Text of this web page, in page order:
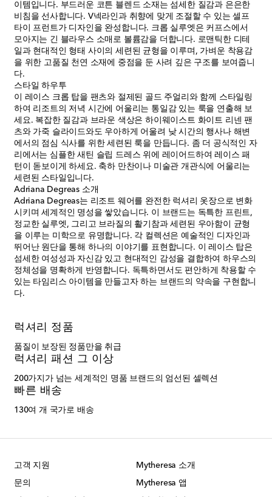
이템입니다. 부드러운 코튼 블렌드 소재는 섬세한 질감과 은은한
비침을 선사합니다. V넥라인과 취향에 맞게 조절할 수 있는 셀프
타이 프런트가 디자인을 완성합니다. 크롭 실루엣은 커프스에서
모아지는 긴 블라우스 소매로 볼륨감을 더합니다. 로맨틱한 디테
일과 현대적인 형태 사이의 세련된 균형을 이루며, 가벼운 착용감
을 위한 고품질 천연 소재에 중점을 둔 사려 깊은 구조를 보여줍니
다.
스타일 하우투
이 레이스 크롭 탑을 팬츠와 절제된 골드 주얼리와 함께 스타일링
하여 리조트의 저녁 시간에 어울리는 통일감 있는 룩을 연출해 보
세요. 복잡한 질감과 브라운 색상은 하이웨이스트 화이트 리넨 팬
츠와 가죽 슬라이드와도 우아하게 어울려 낮 시간의 행사나 해변
에서의 점심 식사를 위한 세련된 룩을 만듭니다. 좀 더 공식적인 자
리에서는 심플한 새틴 슬립 드레스 위에 레이어드하여 레이스 패
턴이 돋보이게 하세요. 축하 만찬이나 미술관 개관식에 어울리는
세련된 스타일입니다.
Adriana Degreas 소개
Adriana Degreas는 리조트 웨어를 완전한 럭셔리 옷장으로 변화
시키며 세계적인 명성을 쌓았습니다. 이 브랜드는 독특한 프린트,
정교한 실루엣, 그리고 브라질의 활기참과 세련된 우아함이 균형
을 이루는 미학으로 유명합니다. 각 컬렉션은 예술적인 디자인과
뛰어난 원단을 통해 하나의 이야기를 표현합니다. 이 레이스 탑은
섬세한 여성성과 자신감 있고 현대적인 감성을 결합하여 하우스의
정체성을 명확하게 반영합니다. 독특하면서도 편안하게 착용할 수
있는 타임리스 아이템을 만들고자 하는 브랜드의 약속을 구현합니
다.
럭셔리 정품
품질이 보장된 정품만을 취급
럭셔리 패션 그 이상
200가지가 넘는 세계적인 명품 브랜드의 엄선된 셀렉션
빠른 배송
130여 개 국가로 배송
고객 지원
문의
Mytheresa 소개
Mytheresa 앱